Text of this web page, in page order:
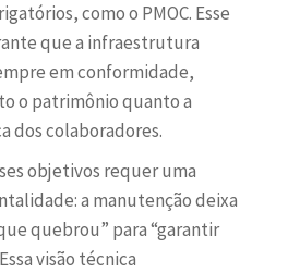
como o PMOC. Esse
que a infraestrutura
em conformidade,
o patrimônio quanto a
dos colaboradores.
objetivos requer uma
a manutenção deixa
quebrou” para “garantir
visão técnica